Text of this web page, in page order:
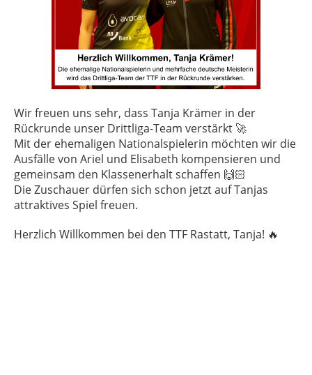
Wir freuen uns sehr, dass Tanja Krämer in der
Rückrunde unser Drittliga-Team verstärkt 🚀
Mit der ehemaligen Nationalspielerin möchten wir die
Ausfälle von Ariel und Elisabeth kompensieren und
gemeinsam den Klassenerhalt schaffen 🙌🏻
Die Zuschauer dürfen sich schon jetzt auf Tanjas
attraktives Spiel freuen.
Herzlich Willkommen bei den TTF Rastatt, Tanja! 🔥